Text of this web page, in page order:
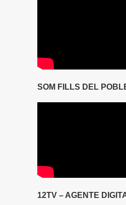
SOM FILLS DEL
12TV – AGENTE